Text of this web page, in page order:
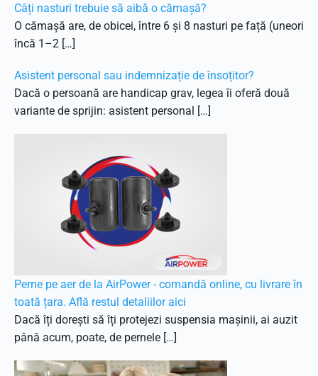
Câți nasturi trebuie să aibă o cămașă?
O cămașă are, de obicei, între 6 și 8 nasturi pe față (uneori
încă 1–2 […]
Asistent personal sau indemnizație de însoțitor?
Dacă o persoană are handicap grav, legea îi oferă două
variante de sprijin: asistent personal […]
Perne pe aer de la AirPower - comandă online, cu livrare în
toată țara. Află restul detaliilor aici
Dacă îți dorești să îți protejezi suspensia mașinii, ai auzit
până acum, poate, de pernele […]